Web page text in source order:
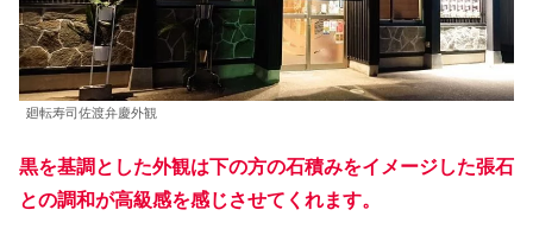
廻転寿司佐渡弁慶外観
黒を基調とした外観は下の方の石積みをイメージした張石
との調和が高級感を感じさせてくれます。